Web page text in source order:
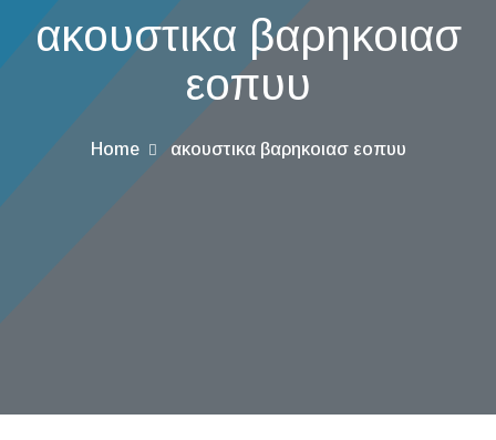
ακουστικα βαρηκοιασ
εοπυυ
Home ακουστικα βαρηκοιασ εοπυυ